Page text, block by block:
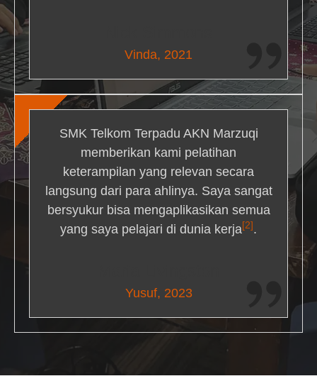
Vinda, 2021
SMK Telkom Terpadu AKN Marzuqi
memberikan kami pelatihan
keterampilan yang relevan secara
langsung dari para ahlinya. Saya sangat
bersyukur bisa mengaplikasikan semua
yang saya pelajari di dunia kerja[2] .
Yusuf, 2023